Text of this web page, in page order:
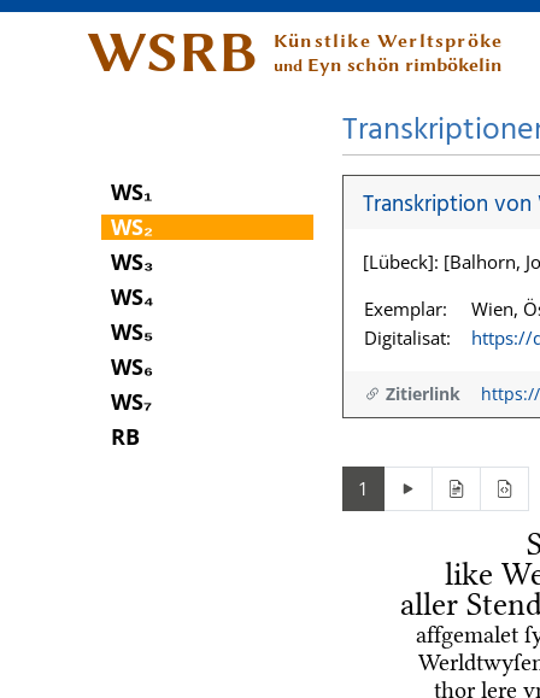
WSRB Künstlike Werltspröke
und Eyn schön rimbökelin
WS₁
WS₂
WS₃
WS₄
WS₅
WS₆
WS₇
RB
Transkription von
[Lübeck]: [Balhorn,
Exemplar:
Wien,
Digitalisat:
https://
Zitierlink
1
like
aller
affgemalet
thor lere